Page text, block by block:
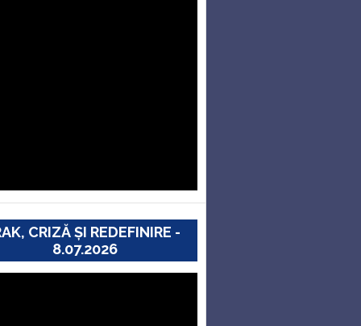
CRIZĂ ȘI REDEFINIRE -
8.07.2026